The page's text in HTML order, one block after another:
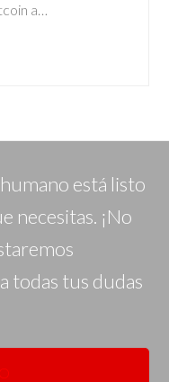
a…
está listo
necesitas. ¡No
todas tus dudas